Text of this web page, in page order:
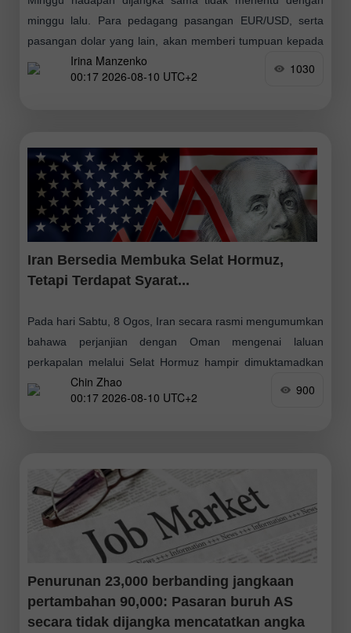
minggu lalu. Para pedagang pasangan EUR/USD, serta
pasangan dolar yang lain, akan memberi tumpuan kepada
laporan inflasi utama Amerika Syarikat — CPI (Indeks
Irina Manzenko
00:17 2026-08-10 UTC+2
1030
Iran Bersedia Membuka Selat Hormuz,
Tetapi Terdapat Syarat...
Pada hari Sabtu, 8 Ogos, Iran secara rasmi mengumumkan
bahawa perjanjian dengan Oman mengenai laluan
perkapalan melalui Selat Hormuz hampir dimuktamadkan
dan bahawa Teheran bersedia membuka semula selat
tersebut. Namun
Chin Zhao
00:17 2026-08-10 UTC+2
900
Penurunan 23,000 berbanding jangkaan
pertambahan 90,000: Pasaran buruh AS
secara tidak dijangka mencatatkan angka